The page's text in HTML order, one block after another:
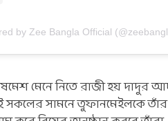
by Zee Bangla Official
মেনে নিতে রাজী হয় দাদুর
সামনে তুফানমেইলকে